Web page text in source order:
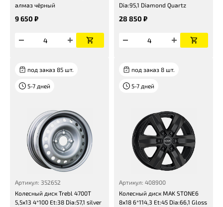
алмаз чёрный
9 650 ₽
Dia:95,1 Diamond Quartz
28 850 ₽
под заказ 85 шт.
5-7 дней
Артикул: 352652
Колесный диск Trebl 4700T
5,5x13 4*100 Et:38 Dia:57,1 silver
под заказ 8 шт.
5-7 дней
Артикул: 408900
Колесный диск MAK STONE6
8x18 6*114,3 Et:45 Dia:66,1 Gloss